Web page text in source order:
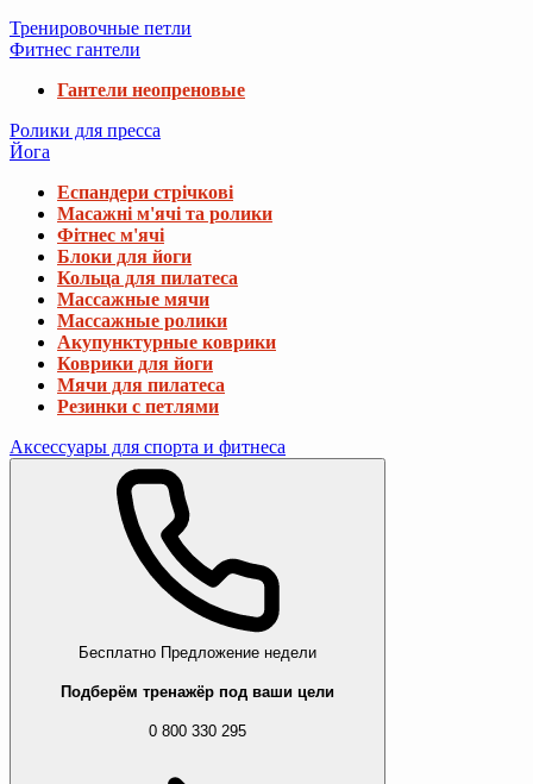
Тренировочные петли
Фитнес гантели
Гантели неопреновые
Ролики для пресса
Йога
Еспандери стрічкові
Масажні м'ячі та ролики
Фітнес м'ячі
Блоки для йоги
Кольца для пилатеса
Массажные мячи
Массажные ролики
Акупунктурные коврики
Коврики для йоги
Мячи для пилатеса
Резинки с петлями
Аксессуары для спорта и фитнеса
Бесплатно Предложение недели
Подберём тренажёр под ваши цели
0 800 330 295